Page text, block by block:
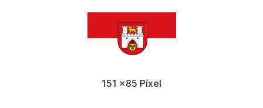
151 x85 Píxel